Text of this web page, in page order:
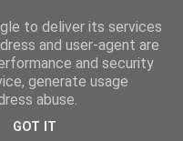
to deliver its services
and user-agent are
and security
generate usage
abuse.
GOT IT